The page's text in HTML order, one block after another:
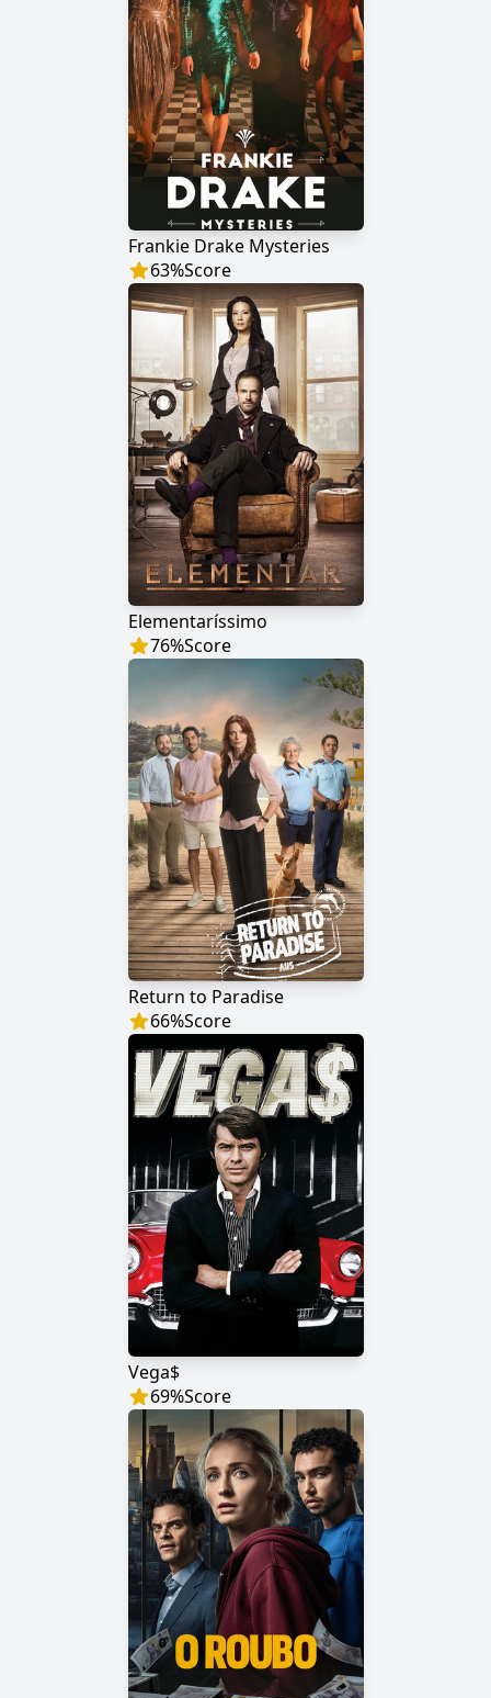
Frankie Drake Mysteries
63%Score
Elementaríssimo
76%Score
Return to Paradise
66%Score
Vega$
69%Score